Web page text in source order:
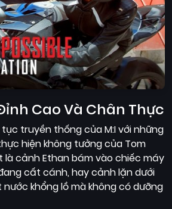
Cao Và Chân Thực
tục truyền thống của M:I với những
hiện không tưởng của Tom
là cảnh Ethan bám vào chiếc máy
cất cánh, hay cảnh lặn dưới
khổng lồ mà không có dưỡng